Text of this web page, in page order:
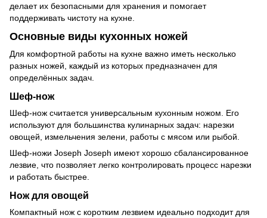
делает их безопасными для хранения и помогает
поддерживать чистоту на кухне.
Основные виды кухонных ножей
Для комфортной работы на кухне важно иметь несколько
разных ножей, каждый из которых предназначен для
определённых задач.
Шеф-нож
Шеф-нож считается универсальным кухонным ножом. Его
используют для большинства кулинарных задач: нарезки
овощей, измельчения зелени, работы с мясом или рыбой.
Шеф-ножи Joseph Joseph имеют хорошо сбалансированное
лезвие, что позволяет легко контролировать процесс нарезки
и работать быстрее.
Нож для овощей
Компактный нож с коротким лезвием идеально подходит для